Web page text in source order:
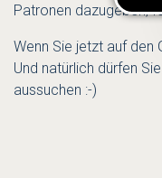
Patronen dazugeben,
Wenn Sie jetzt auf den
Und natürlich dürfen
aussuchen :-)